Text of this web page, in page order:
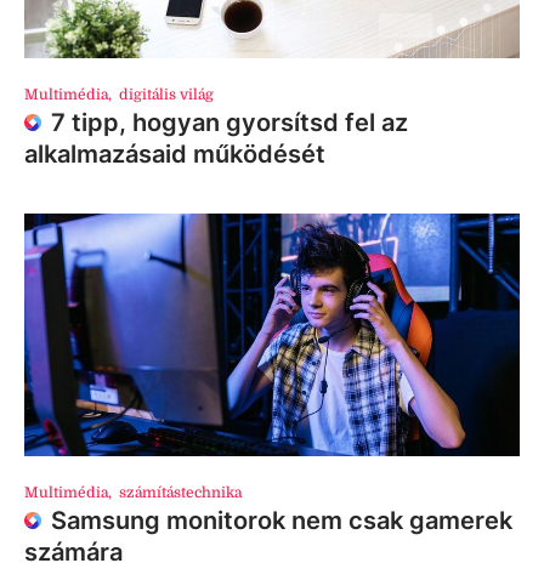
Multimédia, digitális világ
7 tipp, hogyan gyorsítsd fel az
alkalmazásaid működését
Multimédia, számítástechnika
Samsung monitorok nem csak gamerek
számára